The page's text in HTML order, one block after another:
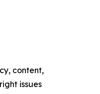
content,
issues